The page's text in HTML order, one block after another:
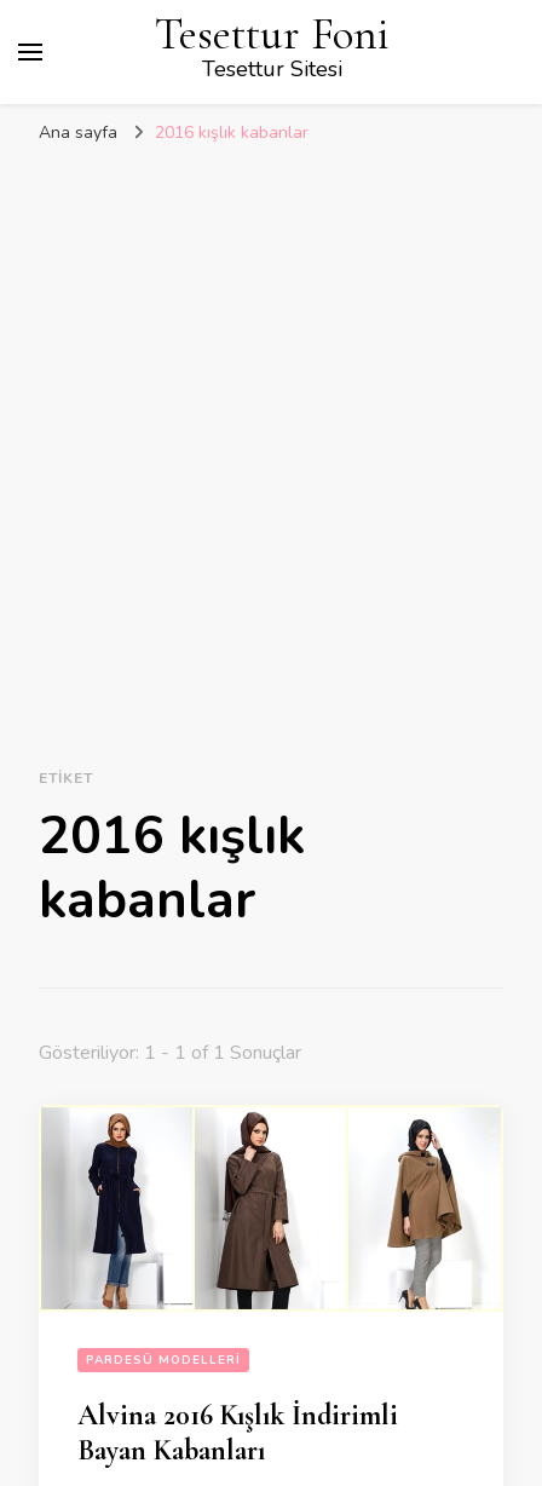
Tesettur Foni
Tesettur Sitesi
Ana sayfa 2016 kışlık kabanlar
ETIKET
2016 kışlık
kabanlar
Gösteriliyor: 1 - 1 of 1 Sonuçlar
PARDESÜ MODELLERI
Alvina 2016 Kışlık İndirimli
Bayan Kabanları